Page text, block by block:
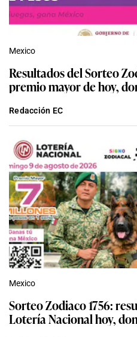
Mexico
Resultados del Sorteo
premio mayor de hoy,
Redacción EC
Mexico
Sorteo Zodiaco 1756:
Lotería Nacional hoy,